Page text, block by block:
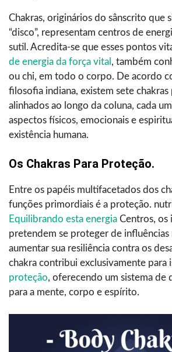
Chakras, originários do sânscrito que
“disco”, representam centros de
sutil. Acredita-se que esses pontos
de energia da força vital , também
ou chi, em todo o corpo. De acordo
filosofia indiana, existem sete chakras
alinhados ao longo da coluna, cada
aspectos físicos, emocionais e
existência humana.
Os Chakras Para Proteção.
Entre os papéis multifacetados dos
funções primordiais é a proteção.
Equilibrando esta energia Centros, os
pretendem se proteger de influências
aumentar sua resiliência contra os
chakra contribui exclusivamente para
proteção, oferecendo um sistema de
para a mente, corpo e espírito.